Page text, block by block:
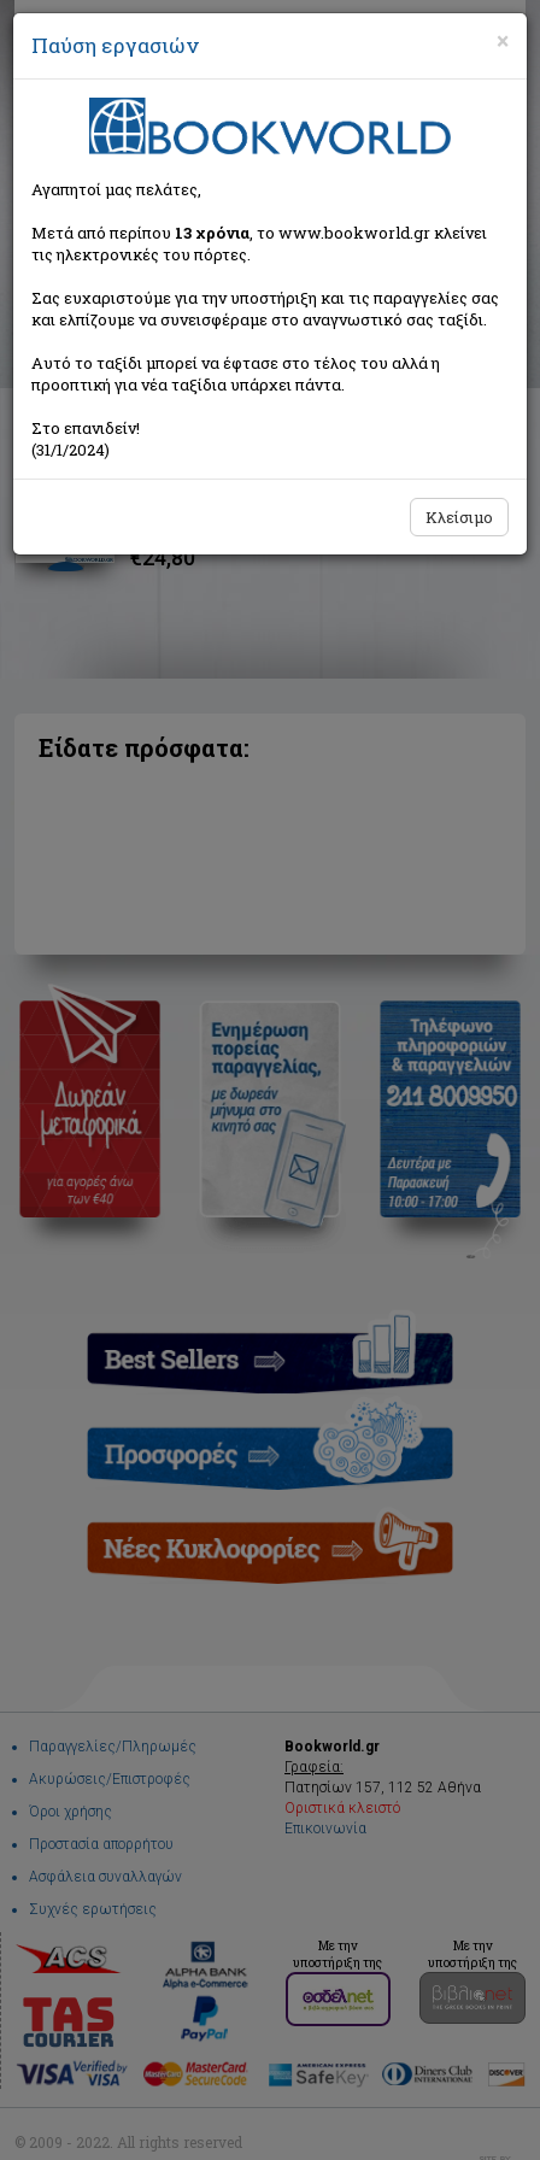
Αναζήτηση
Αποτελέσματα αναζήτησης
Συγγραφέας: Μπιρλιράκης Βασίλης (1 βιβλία)
Ταξινόμηση ανά:
Η ανάδυση της κοινωνικής οικονομίας
€24,80
Είδατε πρόσφατα:
Παραγγελίες/Πληρωμές
Ακυρώσεις/Επιστροφές
Όροι χρήσης
Προστασία απορρήτου
Ασφάλεια συναλλαγών
Συχνές ερωτήσεις
Bookworld.gr
Γραφεία:
Πατησίων 157, 112 52 Αθήνα
Οριστικά κλειστό
Επικοινωνία
Με την
υποστήριξη της
Με την
υποστήριξη της
© 2009 - 2022. All rights reserved
×
Παύση εργασιών
Αγαπητοί μας πελάτες,
Μετά από περίπου 13 χρόνια, το www.bookworld.gr κλείνει
τις ηλεκτρονικές του πόρτες.
Σας ευχαριστούμε για την υποστήριξη και τις παραγγελίες σας
και ελπίζουμε να συνεισφέραμε στο αναγνωστικό σας ταξίδι.
Αυτό το ταξίδι μπορεί να έφτασε στο τέλος του αλλά η
προοπτική για νέα ταξίδια υπάρχει πάντα.
Στο επανιδείν!
(31/1/2024)
Κλείσιμο